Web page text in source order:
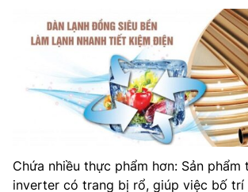
Chứa nhiều thực phẩm hơn: Sản phẩm
inverter có trang bị rổ, giúp việc bố trí